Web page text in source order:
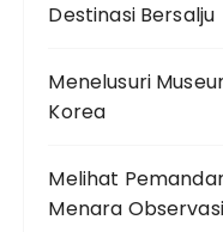
Destinasi Bersalju
Menelusuri
Korea
Melihat
Menara Observasi